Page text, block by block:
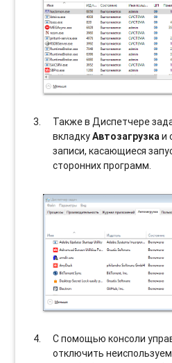
Также в Диспетчере
вкладкуАвтозагрузкаи
записи, касающиеся
сторонних программ.
С помощью консоли
отключить